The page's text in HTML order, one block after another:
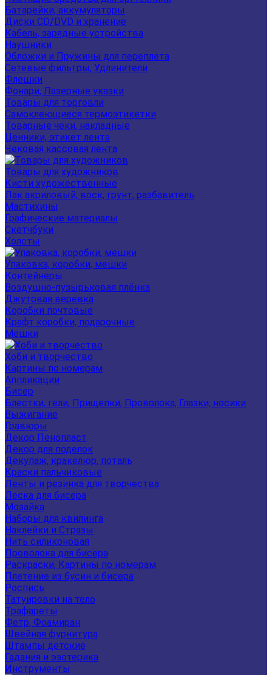
Батарейки, аккумуляторы
Диски CD/DVD и хранение
Кабель, зарядные устройства
Наушники
Обложки и Пружины для переплета
Сетевые фильтры, Удлинители
Флешки
Фонари, Лазерные указки
Товары для торговли
Самоклеющиеся термоэтикетки
Товарные чеки, накладные
Ценники, этикет лента
Чековая кассовая лента
Товары для художников
Кисти художественные
Лак акриловый, воск, грунт, разбавитель
Мастихины
Графические материалы
Скетчбуки
Холсты
Упаковка, коробки, мешки
Контейнеры
Воздушно-пузырьковая плёнка
Джутовая веревка
Коробки почтовые
Крафт коробки, подарочные
Мешки
Хоби и творчество
Картины по номерам
Аппликации
Бисер
Блестки, гели, Прищепки, Проволока, Глазки, носики
Выжигание
Гравюры
Декор Пенопласт
Декор для поделок
Декупаж, кракелюр, поталь
Краски пальчиковые
Ленты и резинка для творчества
Леска для бисера
Мозайка
Наборы для квилинга
Наклейки и Стразы
Нить силиконовая
Проволока для бисера
Раскраски, Картины по номерам
Плетение из бусин и бисера
Роспись
Татуировки на тело
Трафареты
Фетр, Фоамиран
Швейная фурнитура
Штампы детские
Гадания и эзотерика
Инструменты